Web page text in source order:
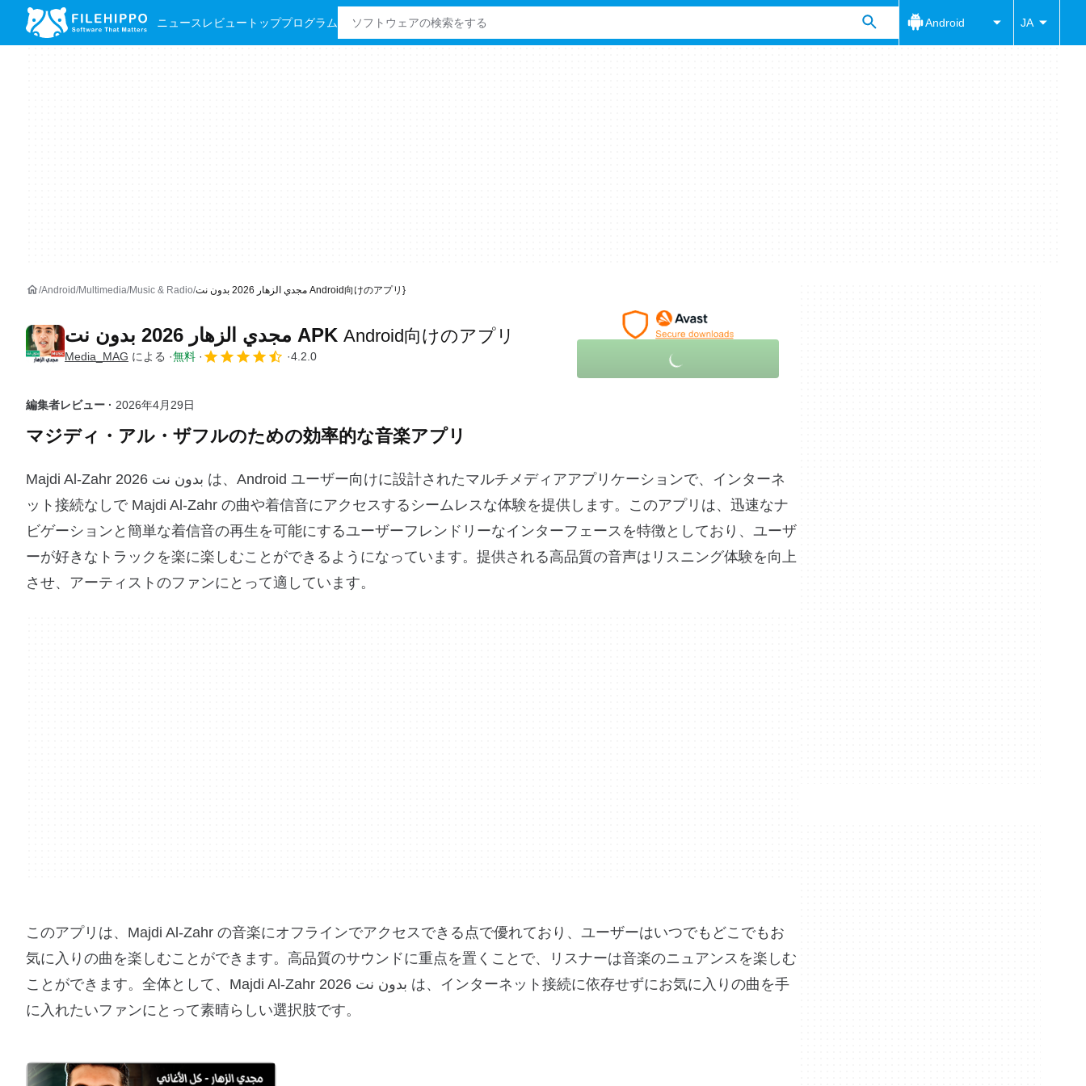
ニュース レビュー トッププログラム Android JA
Android Multimedia Music & Radio مجدي الزهار 2026 بدون نت Android向けのアプリ}
مجدي الزهار 2026 بدون نت APK Android向けのアプリ
Media_MAG による 無料 4.2.0
編集者レビュー · 2026年4月29日
マジディ・アル・ザフルのための効率的な音楽アプリ
Majdi Al-Zahr 2026 بدون نت は、Android ユーザー向けに設計されたマルチメディアアプリケーションで、インターネ
ット接続なしで Majdi Al-Zahr の曲や着信音にアクセスするシームレスな体験を提供します。このアプリは、迅速なナ
ビゲーションと簡単な着信音の再生を可能にするユーザーフレンドリーなインターフェースを特徴としており、ユーザ
ーが好きなトラックを楽に楽しむことができるようになっています。提供される高品質の音声はリスニング体験を向上
させ、アーティストのファンにとって適しています。
このアプリは、Majdi Al-Zahr の音楽にオフラインでアクセスできる点で優れており、ユーザーはいつでもどこでもお
気に入りの曲を楽しむことができます。高品質のサウンドに重点を置くことで、リスナーは音楽のニュアンスを楽しむ
ことができます。全体として、Majdi Al-Zahr 2026 بدون نت は、インターネット接続に依存せずにお気に入りの曲を手
に入れたいファンにとって素晴らしい選択肢です。